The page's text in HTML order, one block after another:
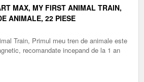
MAX, MY FIRST ANIMAL TRAIN,
ANIMALE, 22 PIESE
Train, Primul meu tren de animale este
recomandate incepand de la 1 an